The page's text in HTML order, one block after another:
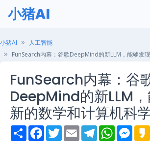
小猪AI
小猪AI
人工智能
FunSearch内幕：谷歌DeepMind的新LLM，能够发现
FunSearch内幕：谷
DeepMind的新LLM
新的数学和计算机科
S
h
F
a
T
w
E
m
T
e
W
h
M
e